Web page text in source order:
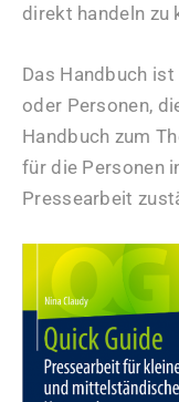
direkt handeln zu
Das Handbuch
oder Personen,
Handbuch zum
für die Personen
Pressearbeit